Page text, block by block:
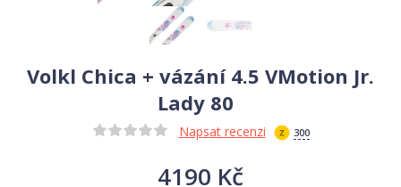
Volkl Chica + vázání 4.5 VMotion Jr.
Lady 80
Napsat recenzi 300
4190 Kč